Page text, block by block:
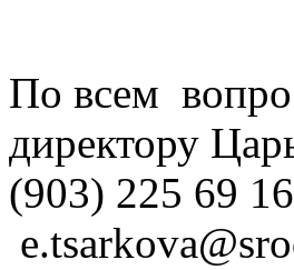
По всем
директору
(903) 225 69